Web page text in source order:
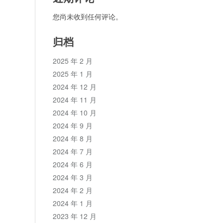
您尚未收到任何评论。
归档
2025 年 2 月
2025 年 1 月
2024 年 12 月
2024 年 11 月
2024 年 10 月
2024 年 9 月
2024 年 8 月
2024 年 7 月
2024 年 6 月
2024 年 3 月
2024 年 2 月
2024 年 1 月
2023 年 12 月